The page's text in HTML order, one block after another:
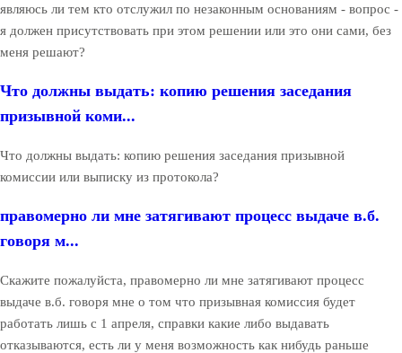
являюсь ли тем кто отслужил по незаконным основаниям - вопрос -
я должен присутствовать при этом решении или это они сами, без
меня решают?
Что должны выдать: копию решения заседания
призывной коми...
Что должны выдать: копию решения заседания призывной
комиссии или выписку из протокола?
правомерно ли мне затягивают процесс выдаче в.б.
говоря м...
Скажите пожалуйста, правомерно ли мне затягивают процесс
выдаче в.б. говоря мне о том что призывная комиссия будет
работать лишь с 1 апреля, справки какие либо выдавать
отказываются, есть ли у меня возможность как нибудь раньше